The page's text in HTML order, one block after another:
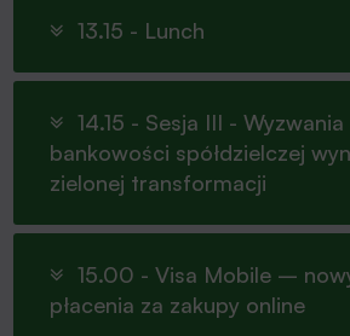
13.15 - Lunch
14.15 - Sesja III -
bankowości spółdzielczej
zielonej transformacji
15.00 - Visa Mobile –
płacenia za zakupy online